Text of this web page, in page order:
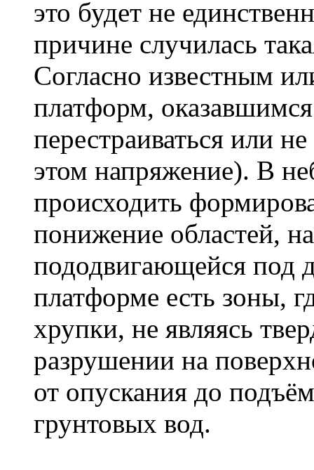
это будет не
причине случилась
Согласно известным
платформ,
перестраиваться или
этом напряжение). В
происходить
понижение областей,
пододвигающейся под
платформе есть зоны,
хрупки, не являясь
разрушении на
от опускания до
грунтовых вод.